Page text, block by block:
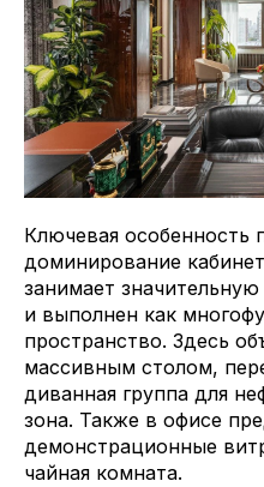
Ключевая особенность
доминирование
занимает
и выполнен как
пространство. Здесь
массивным столом,
диванная группа для
зона. Также в офисе
демонстрационные
чайная комната.